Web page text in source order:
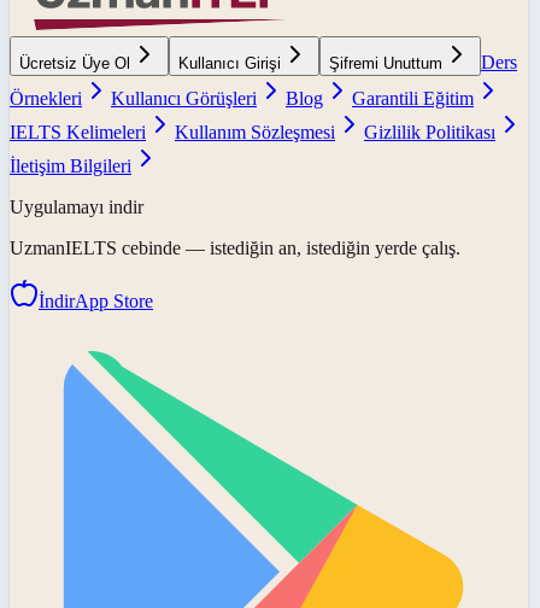
Ücretsiz Üye Ol Kullanıcı Girişi Şifremi Unuttum
Ders
Örnekleri
Kullanıcı Görüşleri Blog
Garantili Eğitim
IELTS Kelimeleri
Kullanım Sözleşmesi
Gizlilik Politikası
İletişim Bilgileri
Uygulamayı indir
UzmanIELTS cebinde — istediğin an, istediğin yerde çalış.
İndirApp Store